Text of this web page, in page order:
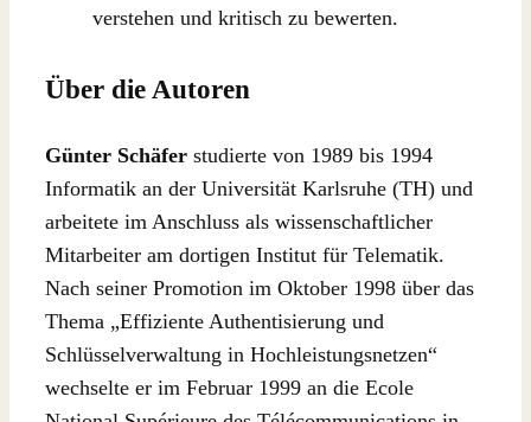
verstehen und kritisch zu bewerten.
Über die Autoren
Günter Schäfer studierte von 1989 bis 1994
Informatik an der Universität Karlsruhe (TH) und
arbeitete im Anschluss als wissenschaftlicher
Mitarbeiter am dortigen Institut für Telematik.
Nach seiner Promotion im Oktober 1998 über das
Thema „Effiziente Authentisierung und
Schlüsselverwaltung in Hochleistungsnetzen“
wechselte er im Februar 1999 an die Ecole